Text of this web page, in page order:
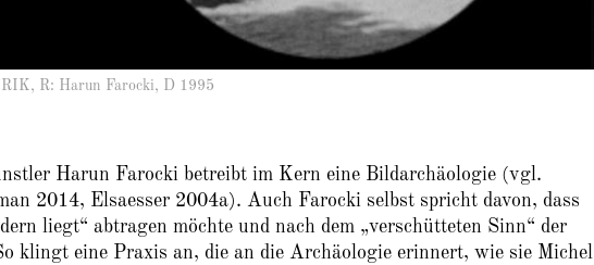
R: Harun Farocki, D 1995
Harun Farocki betreibt im Kern eine Bildarchäologie (vgl.
2014, Elsaesser 2004a). Auch Farocki selbst spricht davon, dass
liegt“ abtragen möchte und nach dem „verschütteten Sinn“ der
klingt eine Praxis an, die an die Archäologie erinnert, wie sie Michel